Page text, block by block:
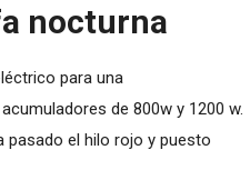
nocturna
para una
de 800w y 1200 w.
pasado el hilo rojo y puesto